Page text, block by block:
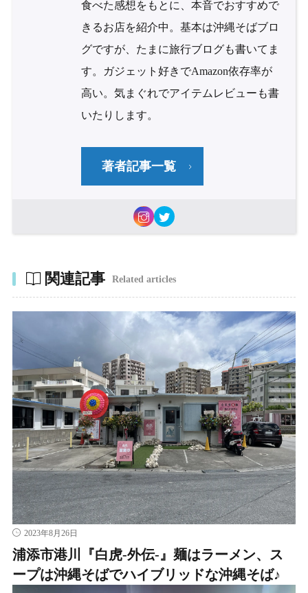
食べた感想をもとに、本音でおすすめで
きるお店を紹介中。基本は沖縄そばブロ
グですが、たまに旅行ブログも書いてま
す。ガジェット好きでAmazon依存率が
高い。気まぐれでアイテムレビューも書
いたりします。
著者記事一覧
関連記事 Related articles
2023年8月26日
浦添市港川『白虎-外伝-』麺はラーメン、ス
ープは沖縄そばでハイブリッドな沖縄そば♪